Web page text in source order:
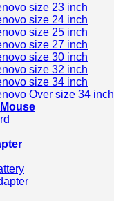
size 23 inch
size 24 inch
size 25 inch
size 27 inch
size 30 inch
size 32 inch
size 34 inch
Over size 34 inch